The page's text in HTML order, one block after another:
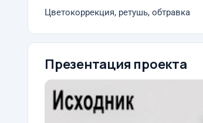
Цветокоррекция, ретушь, обтравка
Презентация проекта